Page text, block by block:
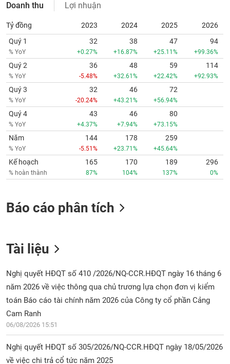
Doanh thu Lợi nhuận
Tỷ đồng 2023 2024 2025
2026
Quý 1
% YoY
32
+0.27%
38
+16.87%
47
+25.11%
94
+99.36%
Quý 2
% YoY
36
-5.48%
48
+32.61%
59
+22.42%
114
+92.93%
Quý 3
% YoY
32
-20.24%
46
+43.21%
72
+56.94%
Quý 4
% YoY
43
+4.37%
46
+7.94%
80
+73.15%
Năm
% YoY
144
-5.51%
178
+23.71%
259
+45.64%
Kế hoạch
% hoàn thành
165
87%
170
104%
189
137%
296
0%
Báo cáo phân tích
Tài liệu
Nghị quyết HĐQT số 410 /2026/NQ-CCR.HĐQT ngày 16 tháng 6
năm 2026 về việc thông qua chủ trương lựa chọn đơn vị kiểm
toán Báo cáo tài chính năm 2026 của Công ty cổ phần Cảng
Cam Ranh
06/08/2026 15:51
Nghị quyết HĐQT số 305/2026/NQ-CCR.HĐQT ngày 18/05/2026
về việc chi trả cổ tức năm 2025